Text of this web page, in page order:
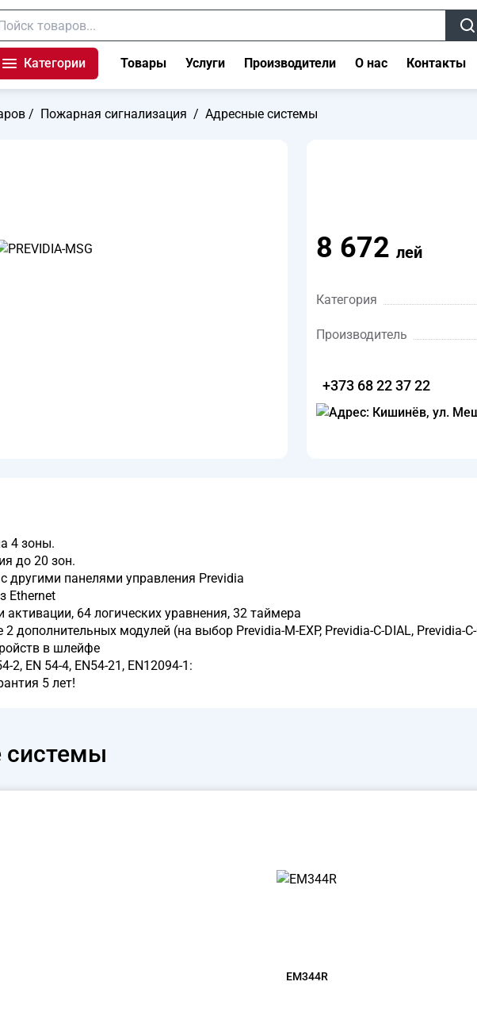
Категории Товары Услуги Производители О нас Контакты
/ Пожарная сигнализация / Адресные системы
8 672 лей
Категория
Производитель
+373 68 22 37 22
4 зоны.
до 20 зон.
другими панелями управления Previdia
Ethernet
64 логических уравнения, 32 таймера
модулей (на выбор Previdia-M-EXP, Previdia-C-DIAL, Previdia-C-
в шлейфе
2, EN 54-4, EN54-21, EN12094-1:
5 лет!
системы
EM344R